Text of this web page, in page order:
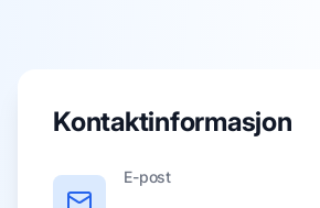
Kontaktinformasjon
E-post